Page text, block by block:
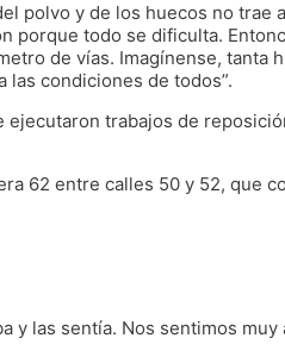
polvo y de los huecos no trae
porque todo se dificulta.
de vías. Imagínense, tanta
condiciones de todos”.
trabajos de
62 entre calles 50 y 52, que
y las sentía. Nos sentimos